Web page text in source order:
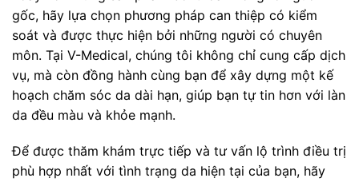
gốc, hãy lựa chọn phương pháp can thiệp có kiểm
soát và được thực hiện bởi những người có chuyên
môn. Tại V-Medical, chúng tôi không chỉ cung cấp dịch
vụ, mà còn đồng hành cùng bạn để xây dựng một kế
hoạch chăm sóc da dài hạn, giúp bạn tự tin hơn với làn
da đều màu và khỏe mạnh.
Để được thăm khám trực tiếp và tư vấn lộ trình điều trị
phù hợp nhất với tình trạng da hiện tại của bạn, hãy